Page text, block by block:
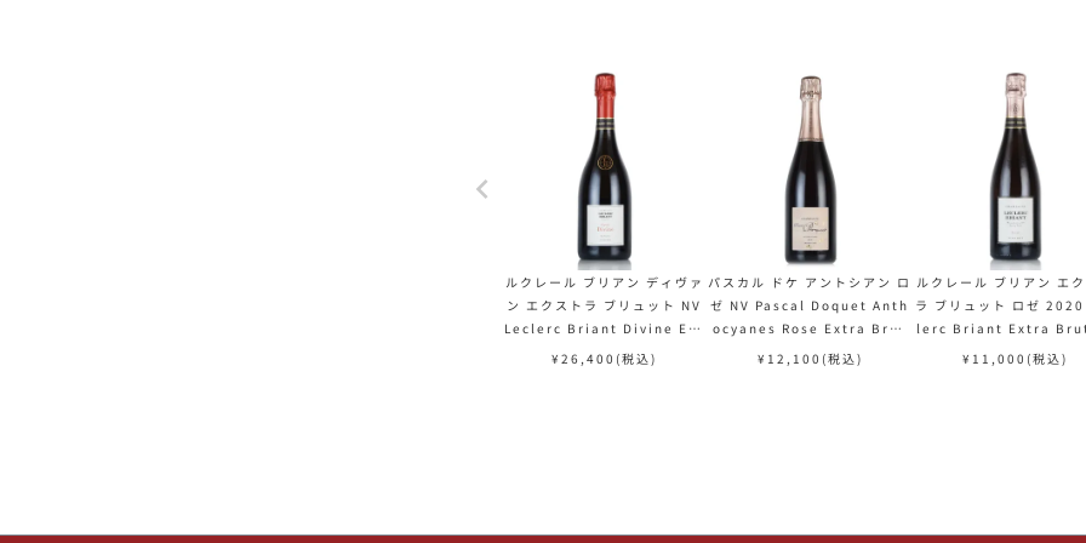
ルクレール ブリアン ディヴァ
ン エクストラ ブリュット NV
Leclerc Briant Divine Ext
ra Brut フランス シャンパン
¥26,400 (税込)
パスカル ドケ アントシアン ロ
ゼ NV Pascal Doquet Anth
ocyanes Rose Extra Brut
フランス シャンパン シャンパ
¥ 12,100 (税込)
ルクレール ブリアン エ
ラ ブリュット ロゼ
lerc Briant Extra
se フランス シャンパン
¥ 11,000 (税込)